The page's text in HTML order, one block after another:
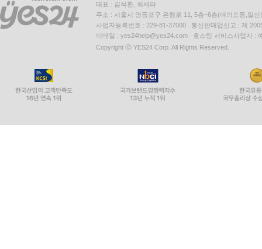
대표 : 김석환, 최세라
주소 : 서울시 영등포구 은행로 11, 5층~6층(여의도동,일신
사업자등록번호 : 229-81-37000 통신판매업신고 : 제
이메일 : yes24help@yes24.com 호스팅 서비스사업자 :
Copyright ⓒ YES24 Corp. All Rights Reserved.